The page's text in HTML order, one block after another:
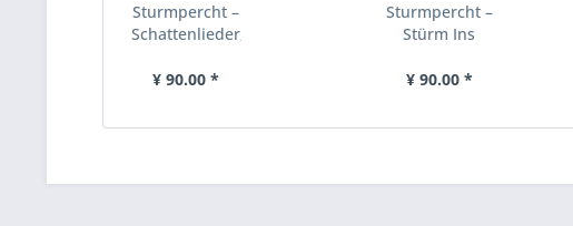
Sturmpercht ‎–
Schattenlieder,
¥ 90.00 *
Sturmpercht ‎–
Stürm Ins
Hinein!, CD
¥ 90.00 *